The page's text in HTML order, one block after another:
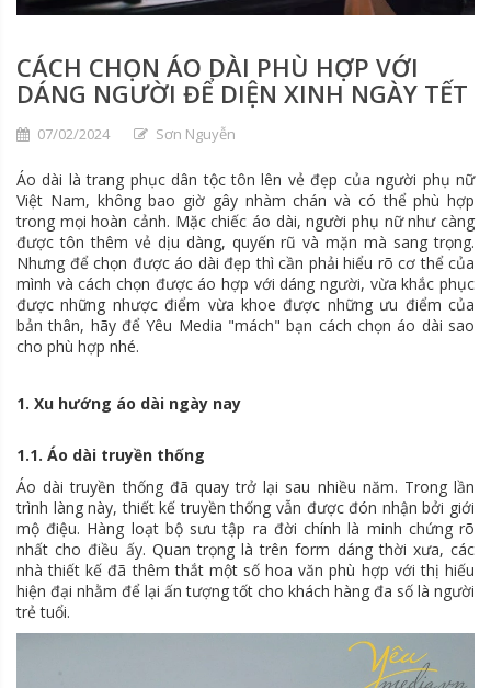
CÁCH CHỌN ÁO DÀI PHÙ HỢP VỚI
DÁNG NGƯỜI ĐỂ DIỆN XINH NGÀY TẾT
07/02/2024 Sơn Nguyễn
Áo dài là trang phục dân tộc tôn lên vẻ đẹp của người phụ nữ
Việt Nam, không bao giờ gây nhàm chán và có thể phù hợp
trong mọi hoàn cảnh. Mặc chiếc áo dài, người phụ nữ như càng
được tôn thêm vẻ dịu dàng, quyến rũ và mặn mà sang trọng.
Nhưng để chọn được áo dài đẹp thì cần phải hiểu rõ cơ thể của
mình và cách chọn được áo hợp với dáng người, vừa khắc phục
được những nhược điểm vừa khoe được những ưu điểm của
bản thân, hãy để Yêu Media "mách" bạn cách chọn áo dài sao
cho phù hợp nhé.
1. Xu hướng áo dài ngày nay
1.1. Áo dài truyền thống
Áo dài truyền thống đã quay trở lại sau nhiều năm. Trong lần
trình làng này, thiết kế truyền thống vẫn được đón nhận bởi giới
mộ điệu. Hàng loạt bộ sưu tập ra đời chính là minh chứng rõ
nhất cho điều ấy. Quan trọng là trên form dáng thời xưa, các
nhà thiết kế đã thêm thắt một số hoa văn phù hợp với thị hiếu
hiện đại nhằm để lại ấn tượng tốt cho khách hàng đa số là người
trẻ tuổi.